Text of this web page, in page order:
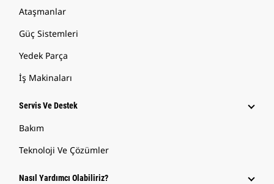
Ataşmanlar
Güç Sistemleri
Yedek Parça
İş Makinaları
Servis Ve Destek
Bakım
Teknoloji Ve Çözümler
Nasıl Yardımcı Olabiliriz?